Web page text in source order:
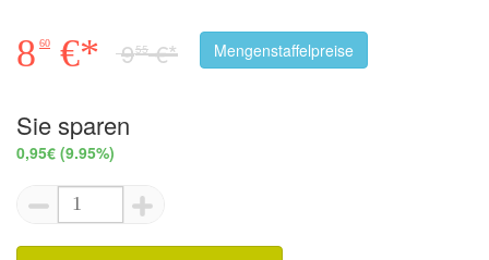
8 60 €* 955€* Mengenstaffelpreise
Sie sparen
0,95€ (9.95%)